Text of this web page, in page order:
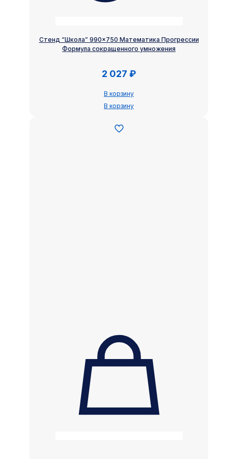
Стенд “Школа” 990×750 Математика Прогрессии
Формула сокращенного умножения
2 027 ₽
В корзину
В корзину